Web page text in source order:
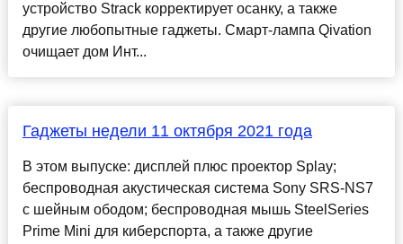
устройство Strack корректирует осанку, а также
другие любопытные гаджеты. Смарт-лампа Qivation
очищает дом Инт...
Гаджеты недели 11 октября 2021 года
В этом выпуске: дисплей плюс проектор Splay;
беспроводная акустическая система Sony SRS-NS7
с шейным ободом; беспроводная мышь SteelSeries
Prime Mini для киберспорта, а также другие